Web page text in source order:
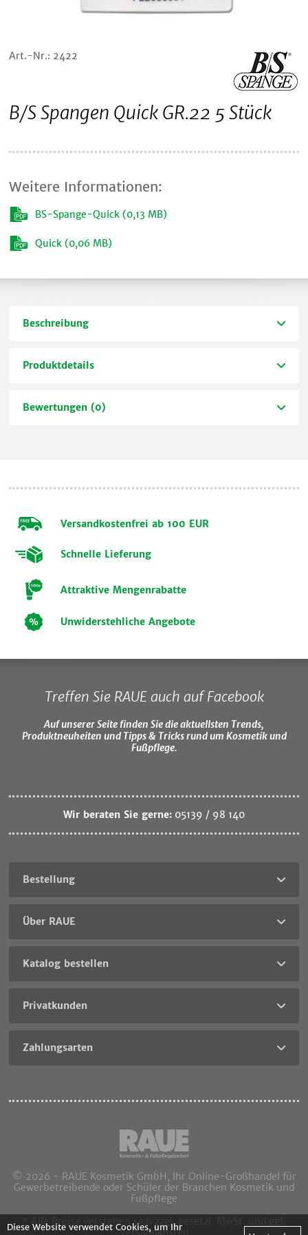
Art.-Nr.: 2422
B/S Spangen Quick GR.22 5 Stück
Weitere Informationen:
BS-Spange-Quick (0,13 MB)
Quick (0,06 MB)
Beschreibung
Produktdetails
Bewertungen (0)
Versandkostenfrei ab 100 EUR
Schnelle Lieferung
Attraktive Mengenrabatte
Unwiderstehliche Angebote
Treffen Sie RAUE auch auf Facebook
Auf unserer Seite finden Sie die aktuellsten Trends,
Produktneuheiten und Tipps & Tricks rund um Kosmetik und
Fußpflege.
Wir beraten Sie gerne: 05139 / 98 140
Bestellung
Über RAUE
Katalog bestellen
Privatkunden
Zahlungsarten
© 2026 - RAUE Kosmetik GmbH, Ihr Online-Großhandel für
Gewerbetreibende oder Schüler der Branchen Kosmetik und
Fußpflege
* Alle Preise verstehen sich zzgl. gesetzl. MwSt. und ggf.
Versandkosten
Diese Website verwendet Cookies, um Ihr